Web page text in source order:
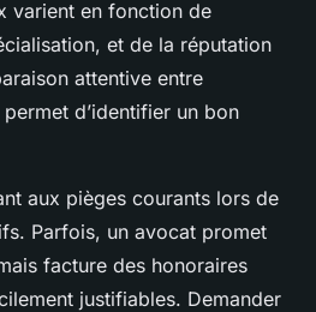
varient en fonction de
et de la réputation
attentive entre
d’identifier un bon
aux pièges courants lors de
Parfois, un avocat promet
facture des honoraires
justifiables. Demander